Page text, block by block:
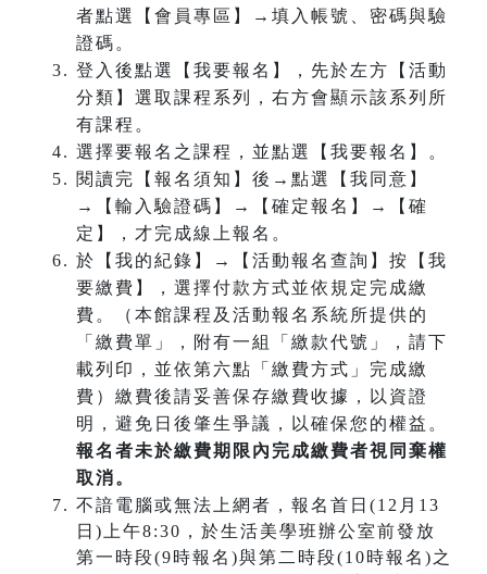
者點選【會員專區】→填入帳號、密碼與驗
證碼。
登入後點選【我要報名】，先於左方【活動
分類】選取課程系列，右方會顯示該系列所
有課程。
選擇要報名之課程，並點選【我要報名】。
閱讀完【報名須知】後→點選【我同意】
→【輸入驗證碼】→【確定報名】→【確
定】，才完成線上報名。
於【我的紀錄】→【活動報名查詢】按【我
要繳費】，選擇付款方式並依規定完成繳
費。（本館課程及活動報名系統所提供的
「繳費單」，附有一組「繳款代號」，請下
載列印，並依第六點「繳費方式」完成繳
費）繳費後請妥善保存繳費收據，以資證
明，避免日後肇生爭議，以確保您的權益。
報名者未於繳費期限內完成繳費者視同棄權
取消。
不諳電腦或無法上網者，報名首日(12月13
日)上午8:30，於生活美學班辦公室前發放
第一時段(9時報名)與第二時段(10時報名)之